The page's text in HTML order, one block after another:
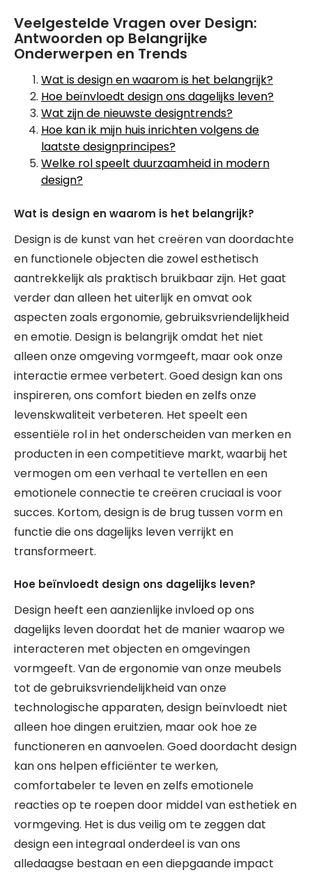
Veelgestelde Vragen over Design:
Antwoorden op Belangrijke
Onderwerpen en Trends
Wat is design en waarom is het belangrijk?
Hoe beïnvloedt design ons dagelijks leven?
Wat zijn de nieuwste designtrends?
Hoe kan ik mijn huis inrichten volgens de
laatste designprincipes?
Welke rol speelt duurzaamheid in modern
design?
Wat is design en waarom is het belangrijk?
Design is de kunst van het creëren van doordachte
en functionele objecten die zowel esthetisch
aantrekkelijk als praktisch bruikbaar zijn. Het gaat
verder dan alleen het uiterlijk en omvat ook
aspecten zoals ergonomie, gebruiksvriendelijkheid
en emotie. Design is belangrijk omdat het niet
alleen onze omgeving vormgeeft, maar ook onze
interactie ermee verbetert. Goed design kan ons
inspireren, ons comfort bieden en zelfs onze
levenskwaliteit verbeteren. Het speelt een
essentiële rol in het onderscheiden van merken en
producten in een competitieve markt, waarbij het
vermogen om een verhaal te vertellen en een
emotionele connectie te creëren cruciaal is voor
succes. Kortom, design is de brug tussen vorm en
functie die ons dagelijks leven verrijkt en
transformeert.
Hoe beïnvloedt design ons dagelijks leven?
Design heeft een aanzienlijke invloed op ons
dagelijks leven doordat het de manier waarop we
interacteren met objecten en omgevingen
vormgeeft. Van de ergonomie van onze meubels
tot de gebruiksvriendelijkheid van onze
technologische apparaten, design beïnvloedt niet
alleen hoe dingen eruitzien, maar ook hoe ze
functioneren en aanvoelen. Goed doordacht design
kan ons helpen efficiënter te werken,
comfortabeler te leven en zelfs emotionele
reacties op te roepen door middel van esthetiek en
vormgeving. Het is dus veilig om te zeggen dat
design een integraal onderdeel is van ons
alledaagse bestaan en een diepgaande impact